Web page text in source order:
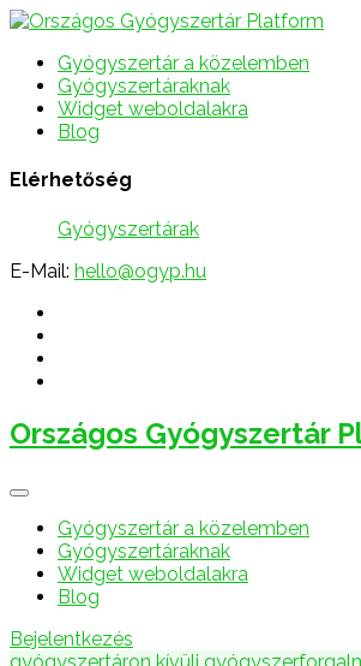
Gyógyszertár a közelemben
Gyógyszertáraknak
Widget weboldalakra
Blog
Elérhetőség
Gyógyszertárak
E-Mail: hello@ogyp.hu
Országos Gyógyszertár
Gyógyszertár a közelemben
Gyógyszertáraknak
Widget weboldalakra
Blog
Bejelentkezés